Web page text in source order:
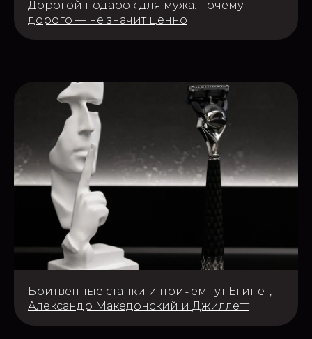
Дорогой подарок для мужа: почему
дорого — не значит ценно
Бритвенные станки и причём тут Египет,
Александр Македонский и Джиллетт